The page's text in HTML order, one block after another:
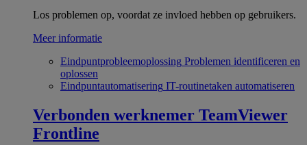
Los problemen op, voordat ze invloed hebben op gebruikers.
Meer informatie
Eindpuntprobleemoplossing Problemen identificeren en
oplossen
Eindpuntautomatisering IT-routinetaken automatiseren
Verbonden werknemer TeamViewer
Frontline